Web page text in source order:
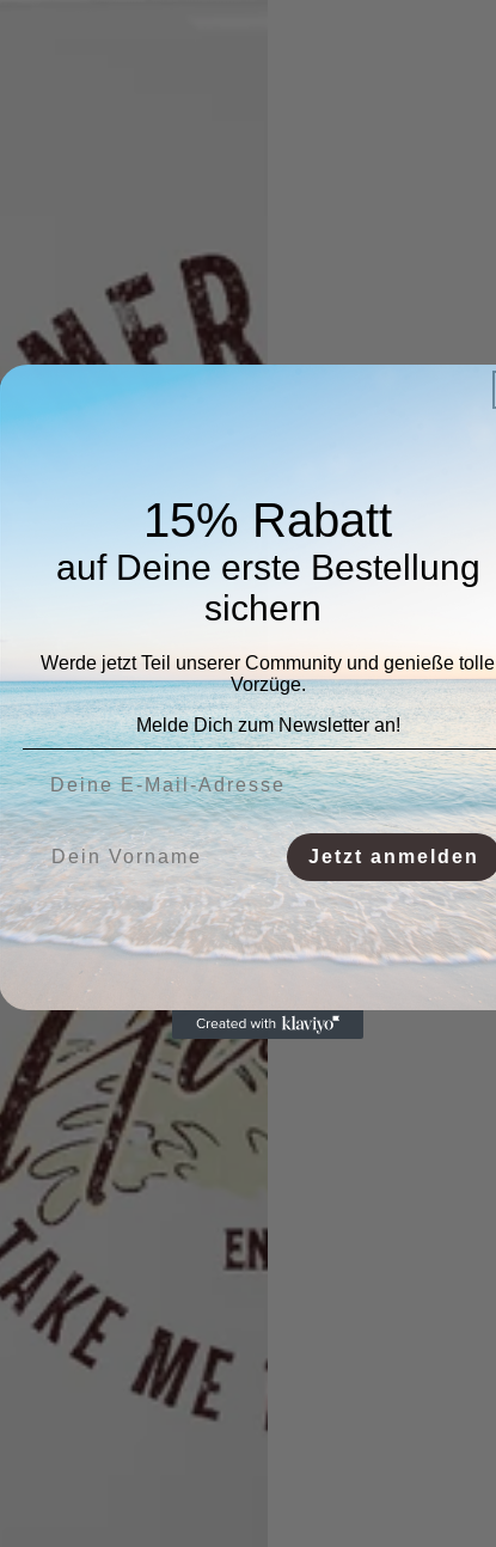
15% Rabatt
auf Deine erste Bestellung
sichern
Werde jetzt Teil unserer Community und genieße tolle
Vorzüge.
Melde Dich zum Newsletter an!
Deine E-Mail-Adresse:
Vorname:
Jetzt anmelden